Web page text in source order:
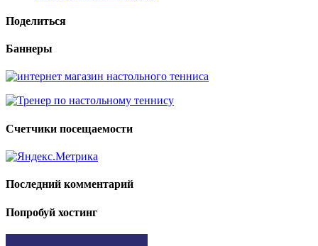
Поделиться
Баннеры
Счетчики посещаемости
Последний комментарий
Попробуй хостинг